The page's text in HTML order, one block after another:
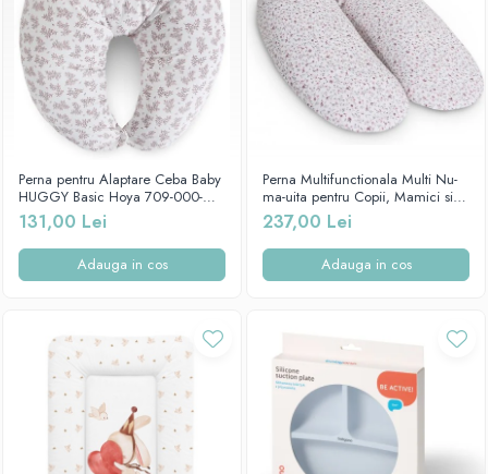
Perna pentru Alaptare Ceba Baby
HUGGY Basic Hoya 709-000-
743
131,00 Lei
Adauga in cos
Perna Multifunctionala Multi Nu-
ma-uita pentru Copii, Mamici si
Tatici, Ceba Baby, 741-000-745
237,00 Lei
Adauga in cos